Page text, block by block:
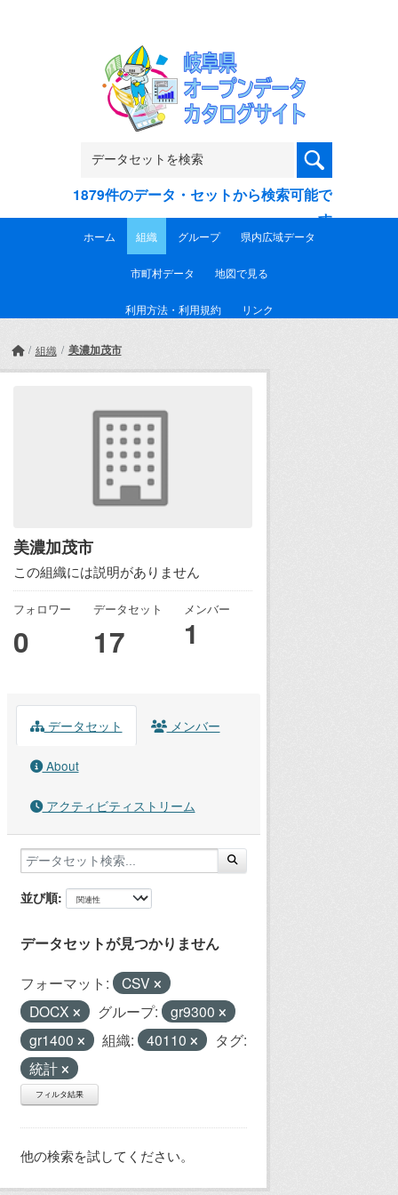
1879件のデータ・セットから検索可能で
す
ホーム 組織 グループ 県内広域データ
市町村データ 地図で見る
利用方法・利用規約 リンク
組織 美濃加茂市
美濃加茂市
この組織には説明がありません
フォロワー
0
データセット
17
メンバー
1
データセット メンバー
About
アクティビティストリーム
並び順
データセットが見つかりません
フォーマット:
CSV
DOCX
グループ:
gr9300
gr1400
組織: 40110
タグ:
統計
フィルタ結果
他の検索を試してください。